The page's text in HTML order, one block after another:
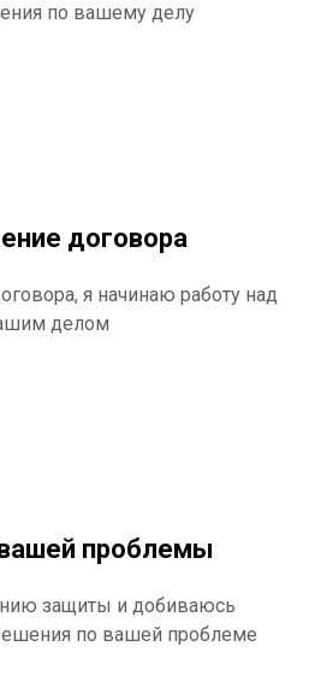
по вашему делу
договора
я начинаю работу над
делом
проблемы
защиты и добиваюсь
по вашей проблеме